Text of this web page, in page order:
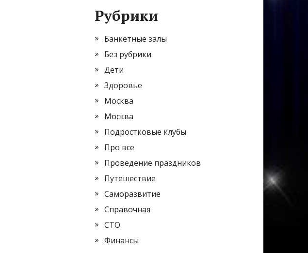
Рубрики
Банкетные залы
Без рубрики
Дети
Здоровье
Москва
Москва
Подростковые клубы
Про все
Проведение праздников
Путешествие
Саморазвитие
Справочная
СТО
Финансы